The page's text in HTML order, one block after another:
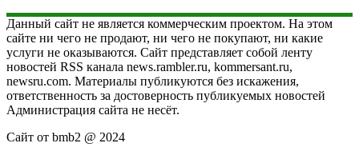
Данный сайт не является коммерческим проектом. На этом
сайте ни чего не продают, ни чего не покупают, ни какие
услуги не оказываются. Сайт представляет собой ленту
новостей RSS канала news.rambler.ru, kommersant.ru,
newsru.com. Материалы публикуются без искажения,
ответственность за достоверность публикуемых новостей
Администрация сайта не несёт.
Сайт от bmb2 @ 2024